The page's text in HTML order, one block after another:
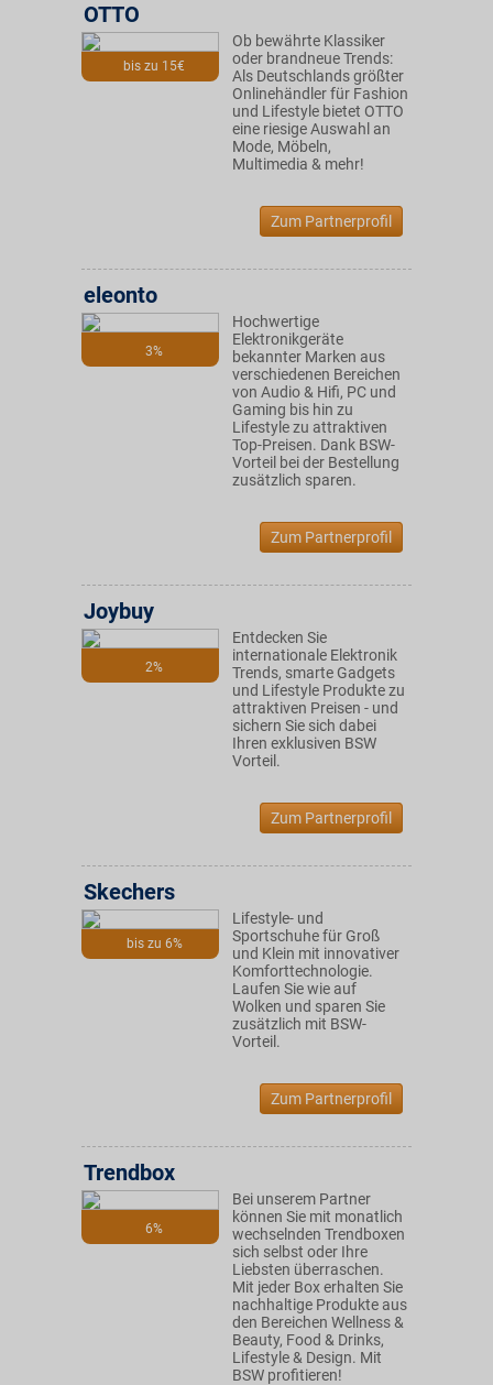
bis zu 15€
OTTO
Ob bewährte Klassiker
oder brandneue Trends:
Als Deutschlands größter
Onlinehändler für Fashion
und Lifestyle bietet OTTO
eine riesige Auswahl an
Mode, Möbeln,
Multimedia & mehr!
Zum Partnerprofil
3%
eleonto
Hochwertige
Elektronikgeräte
bekannter Marken aus
verschiedenen Bereichen
von Audio & Hifi, PC und
Gaming bis hin zu
Lifestyle zu attraktiven
Top-Preisen. Dank BSW-
Vorteil bei der Bestellung
zusätzlich sparen.
Zum Partnerprofil
2%
Joybuy
Entdecken Sie
internationale Elektronik
Trends, smarte Gadgets
und Lifestyle Produkte zu
attraktiven Preisen - und
sichern Sie sich dabei
Ihren exklusiven BSW
Vorteil.
Zum Partnerprofil
bis zu 6%
Skechers
Lifestyle- und
Sportschuhe für Groß
und Klein mit innovativer
Komforttechnologie.
Laufen Sie wie auf
Wolken und sparen Sie
zusätzlich mit BSW-
Vorteil.
Zum Partnerprofil
6%
Trendbox
Bei unserem Partner
können Sie mit monatlich
wechselnden Trendboxen
sich selbst oder Ihre
Liebsten überraschen.
Mit jeder Box erhalten Sie
nachhaltige Produkte aus
den Bereichen Wellness &
Beauty, Food & Drinks,
Lifestyle & Design. Mit
BSW profitieren!